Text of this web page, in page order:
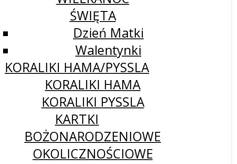
ŚWIĘTA
Dzień Matki
Walentynki
KORALIKI HAMA/PYSSLA
KORALIKI HAMA
KORALIKI PYSSLA
KARTKI
BOŻONARODZENIOWE
OKOLICZNOŚCIOWE